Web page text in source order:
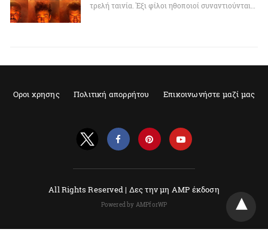
τρελή ταινία. Έξι φίλοι ηθοποιοί συναντιούνται…
Οροι χρησης Πολιτική απορρήτου Επικοινωνήστε μαζί μας
All Rights Reserved | Δες την μη AMP έκδοση
Powered by AMPforWP